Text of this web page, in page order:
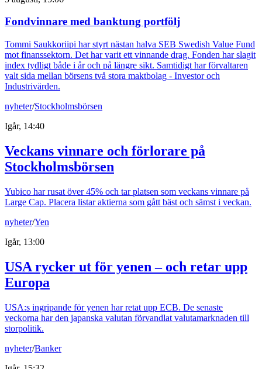
Fondvinnare med banktung portfölj
Tommi Saukkoriipi har styrt nästan halva SEB Swedish Value Fund
mot finanssektorn. Det har varit ett vinnande drag. Fonden har slagit
index tydligt både i år och på längre sikt. Samtidigt har förvaltaren
valt sida mellan börsens två stora maktbolag - Investor och
Industrivärden.
nyheter/Stockholmsbörsen
Igår, 14:40
Veckans vinnare och förlorare på
Stockholmsbörsen
Yubico har rusat över 45% och tar platsen som veckans vinnare på
Large Cap. Placera listar aktierna som gått bäst och sämst i veckan.
nyheter/Yen
Igår, 13:00
USA rycker ut för yenen – och retar upp
Europa
USA:s ingripande för yenen har retat upp ECB. De senaste
veckorna har den japanska valutan förvandlat valutamarknaden till
storpolitik.
nyheter/Banker